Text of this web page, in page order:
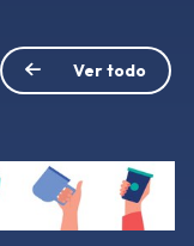
Ver todo